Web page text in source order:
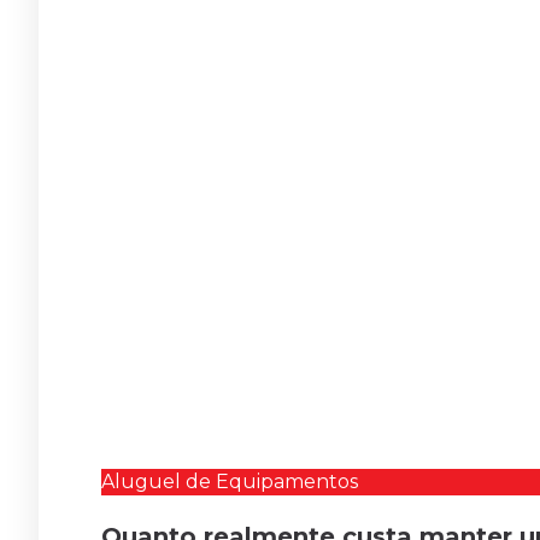
Aluguel de Equipamentos